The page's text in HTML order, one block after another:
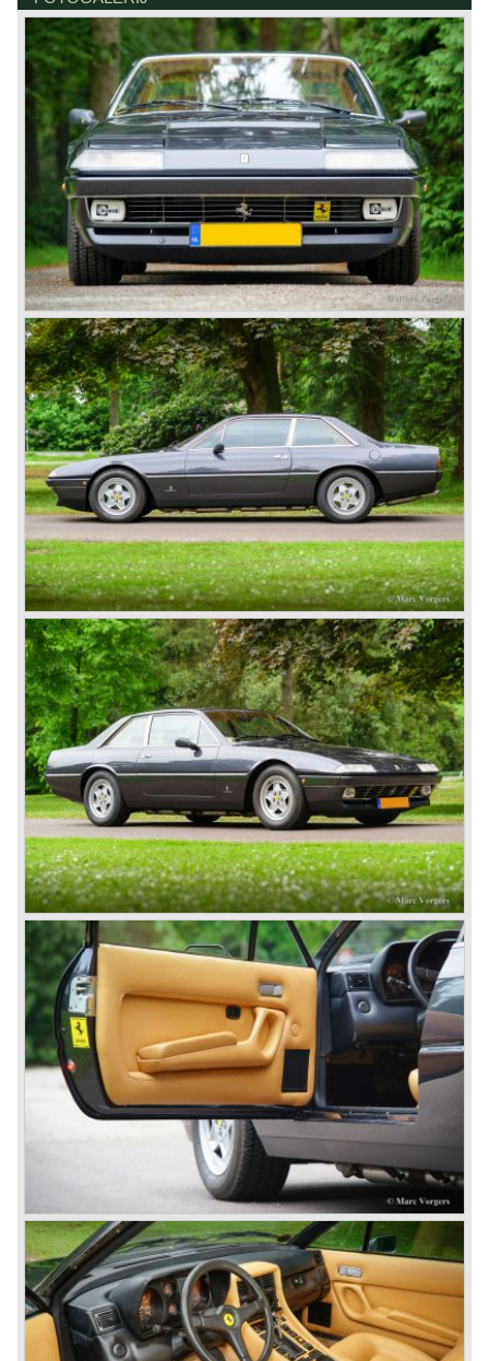
Ferrari productie sportwagen; de Ferrari 166. De tipo 166
was qua vormgeving geïnspireerd op de (open)
"Barchetta" vorm die door carrosseria Touring werd
toegepast. De Colombo V12 motor was ondertussen
opgeboord naar 1995 cc. en het vermogen was ca. 200
pk. bij 7000 tpm..
De Tipo 166 zou de naam van Ferrari als
automobielfabrikant met de eeuwigheid verbinden; In 1949
won Luigi Chinetti de 24 uren van Le Mans race voor
Ferrari... Korte tijd later zou dit succes nog even dunnetjes
overgedaan worden met de overwinning in de Mille Miglia
van 1949...
Ferrari zou de komende decennia nog vele, vele, Grand
Prix en sportwagen races winnen over de gehele wereld
en is heden ten dage, we spreken het jaar 2002,
oppermachtig in de Formule 1 racerij. In het onderstaande
vervolg van de Ferrari geschiedenis gaan we verder niet
op de racerij en de Ferrari racewagens in maar leggen we
ons toe op de V12 modellen met de motor voorin tot en
met 1985.
Klik hier voor een ClassicarImages fotospecial over 35
verschillende Ferrari sportwagens van 1949 tot en met
1990...
Klik hier voor een ClassicarImages fotospecial over GT
sportwagen kampioenen van 1953 tot en met 1991
waaronder 6 Ferrari GT sportwagens...
We vervolgen de Ferrari historie in 1950. De tipo 166 werd
opgevolgd door de 195 Inter. De V12 motor kende nu een
cilinderinhoud van 2341 cc. De carrosserieën werden ook
nu weer door verschillende carrossiers vervaardigd
waaronder Ghia, Touring en Vignale. De beeldschone
creaties verschenen als uiteenlopend vormgegeven
coupés en cabriolets. De laatste doorontwikkeling op het
tipo 166 concept was de Ferrari 212.
De Colombo V12 motor was vergroot naar 2562 cc. en
leverde, afhankelijk van de uitvoering tussen de 150 en
170 pk.
Naast de Ferrari's tipo 195 en 212 werden er tussen 1950
en 1955 op basis van het tipo 166 chassis speciale Ferrari
340, 342 en 375 America en Mexico sportwagens
gebouwd. Deze zeer zeldzame Ferrari's werden uitgerust
met 4100 cc. en 4523 cc. V12 motoren die gebaseerd
waren op de Ferrari V12 Formule 1 motor die werd
ontworpen door Aurelio Lampredi. De motorvermogens
van dit zgn. "long block" liepen op tot 300 pk. voor de
straatuitvoering en 340 pk. voor de raceversie.
De topsnelheid van de 300 pk. straatversie bedroeg 240
km/u...
In 1952 begon de tweede belangrijke fase in de Ferrari
geschiedenis. Nadat Colombo "zijn" Ferrari V12 motor had
vergroot naar 2953 cc. zag de Ferrari 250 GT serie het
levenslicht. De 250 GT serie werd de meest succesvolle
en beroemdste Ferrari modelserie ooit en zou tot en met
1963 de fraaiste creaties uit de Ferrari geschiedenis
voortbrengen...
In 1952 zou een Ferrari 250 prototype de Mille Miglia
winnen
wat als startschot diende voor de volgende 250 GT
modellen met Colombo drie liter V12 motor tot 1963;
Ferrari 250 Europa ('53-'55), Ferrari 250 GT "Boano"('56-
'58), Ferrari 250 GT Tour de France ('55-'59), Ferrari 250
GT Cabriolet en California ('57-'60 en serie II '60-'63),
Ferrari 250 GT ('58-'60), Ferrari 250 GT SWB ('59-'62),
Ferrari 250 GTE ('60-'63), Ferrari 250 GTO ('62-'63) en de
Ferrari 250 GT Berlinetta Lusso ('62-'64).
De zeer exclusieve America en Mexico sportwagens
kregen in de 250 GT periode een vervolg in de
Superamerica modellen.
De Ferrari 410 Superamerica ('56-'59) en de Ferrari 400
Superamerica ('59-'64).